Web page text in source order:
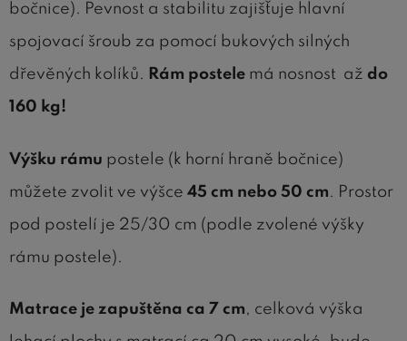
bočnice). Pevnost a stabilitu zajišťuje hlavní
spojovací šroub za pomocí bukových silných
dřevěných kolíků. Rám postele má nosnost až do
160 kg!
Výšku rámu postele (k horní hraně bočnice)
můžete zvolit ve výšce 45 cm nebo 50 cm. Prostor
pod postelí je 25/30 cm (podle zvolené výšky
rámu postele).
Matrace je zapuštěna ca 7 cm, celková výška